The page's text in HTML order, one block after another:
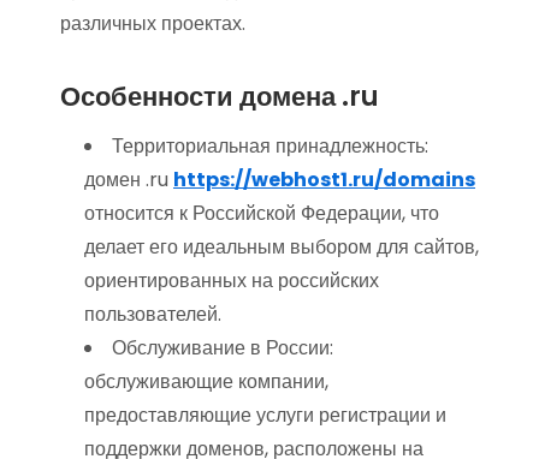
различных проектах.
Особенности домена .ru
Территориальная принадлежность:
домен .ru https://webhost1.ru/domains
относится к Российской Федерации, что
делает его идеальным выбором для сайтов,
ориентированных на российских
пользователей.
Обслуживание в России:
обслуживающие компании,
предоставляющие услуги регистрации и
поддержки доменов, расположены на